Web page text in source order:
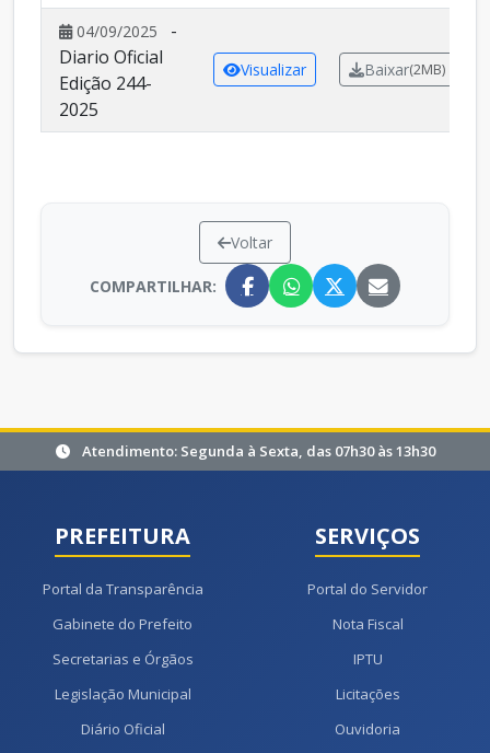
04/09/2025
-
Diario Oficial
Edição 244-
2025
Visualizar Baixar(2MB)
Voltar
COMPARTILHAR:
Atendimento: Segunda à Sexta, das 07h30 às 13h30
PREFEITURA
Portal da Transparência
Gabinete do Prefeito
Secretarias e Órgãos
Legislação Municipal
Diário Oficial
SERVIÇOS
Portal do Servidor
Nota Fiscal
IPTU
Licitações
Ouvidoria